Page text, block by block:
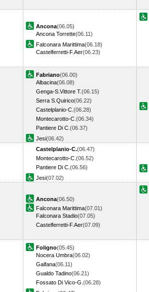
Ancona(06.05)
Ancona Torrette(06.11)
Falconara Marittima(06.18)
Castelferretti-F.Aer(06.23)
Fabriano(06.00)
Albacina(06.08)
Genga-S.Vittore T.(06.15)
Serra S.Quirico(06.22)
Castelplanio-C. (06.28)
Montecarotto-C. (06.34)
Pantiere Di C. (06.37)
Jesi(06.42)
Castelplanio-C.(06.47)
Montecarotto-C. (06.52)
Pantiere Di C. (06.56)
Jesi(07.02)
Ancona(06.50)
Falconara Marittima(07.01)
Falconara Stadio(07.05)
Castelferretti-F.Aer(07.09)
Foligno(05.45)
Nocera Umbra(06.02)
Gaifana(06.11)
Gualdo Tadino(06.21)
Fossato Di Vico-G. (06.28)